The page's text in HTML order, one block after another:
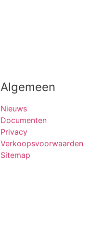
Algemeen
Nieuws
Documenten
Privacy
Verkoopsvoorwaarden
Sitemap